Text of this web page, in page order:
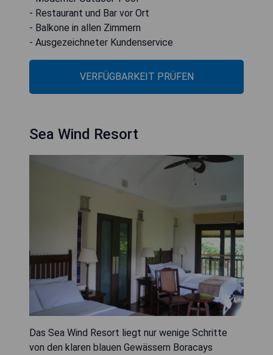
- Restaurant und Bar vor Ort
- Balkone in allen Zimmern
- Ausgezeichneter Kundenservice
VERFÜGBARKEIT PRÜFEN
Sea Wind Resort
Das Sea Wind Resort liegt nur wenige Schritte
von den klaren blauen Gewässern Boracays